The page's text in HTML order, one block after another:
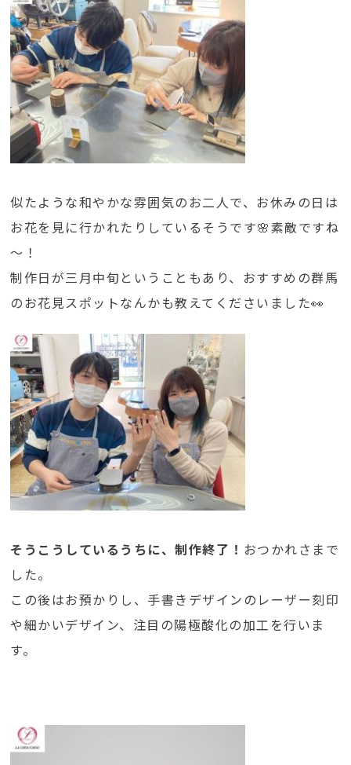
似たような和やかな雰囲気のお二人で、お休みの日は
お花を見に行かれたりしているそうです🌸素敵ですね
～！
制作日が三月中旬ということもあり、おすすめの群馬
のお花見スポットなんかも教えてくださいました👀
そうこうしているうちに、制作終了！ おつかれさまで
した。
この後はお預かりし、手書きデザインのレーザー刻印
や細かいデザイン、注目の陽極酸化の加工を行いま
す。